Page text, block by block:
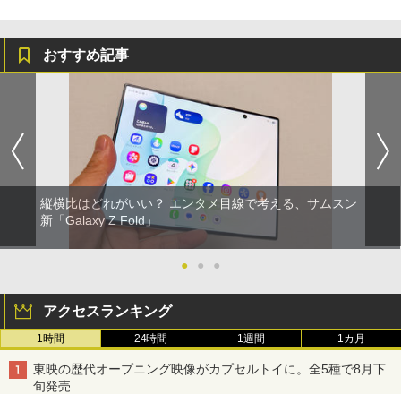
おすすめ記事
縦横比はどれがいい？ エンタメ目線で考える、サムスン
新「Galaxy Z Fold」
● ● ●
アクセスランキング
1時間 24時間 1週間 1カ月
東映の歴代オープニング映像がカプセルトイに。全5種で8月下
旬発売